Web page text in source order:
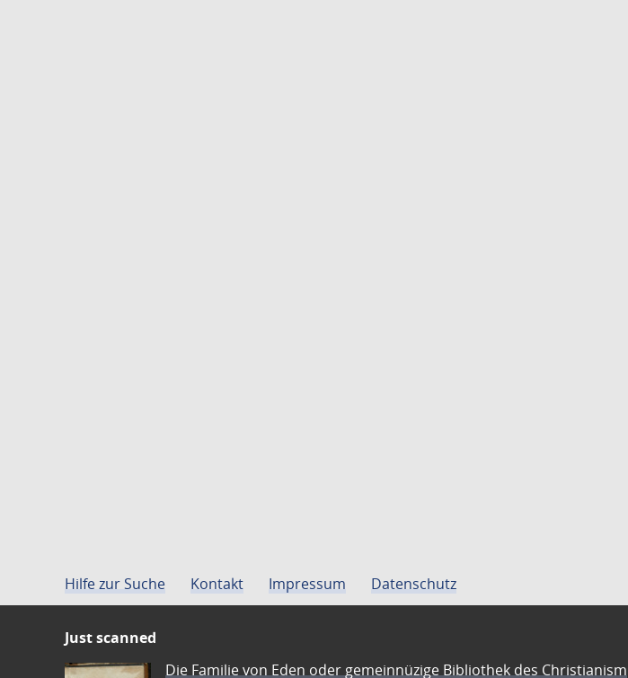
Hilfe zur Suche Kontakt Impressum Datenschutz
Just scanned
Die Familie von Eden oder gemeinnüzige Bibliothek des Christianism